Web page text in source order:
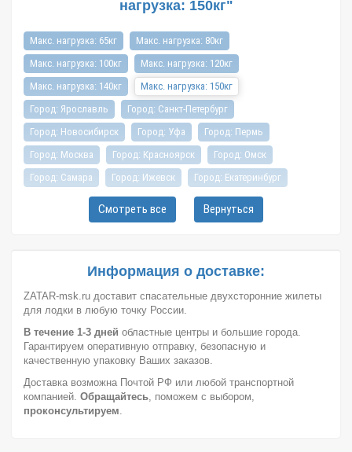
нагрузка: 150кг"
Макс. нагрузка: 65кг
Макс. нагрузка: 80кг
Макс. нагрузка: 100кг
Макс. нагрузка: 120кг
Макс. нагрузка: 140кг
Макс. нагрузка: 150кг
Город: Ярославль
Город: Санкт-Петербург
Город: Новосибирск
Город: Уфа
Город: Пермь
Город: Москва
Город: Красноярск
Город: Омск
Город: Самара
Город: Ижевск
Город: Екатеринбург
Город: Нижний Новгород
Город: Воронеж
Город: Волгоград
Город: Ростов-на-Дону
Город: Саратов
Город: Барнаул
Город: Тюмень
Город: Казань
Вид: Спасательный жилет
Смотреть все Вернуться
Информация о доставке:
ZATAR-msk.ru доставит спасательные двухсторонние жилеты
для лодки в любую точку России.
В течение 1-3 дней областные центры и большие города.
Гарантируем оперативную отправку, безопасную и
качественную упаковку Ваших заказов.
Доставка возможна Почтой РФ или любой транспортной
компанией. Обращайтесь, поможем с выбором,
проконсультируем.